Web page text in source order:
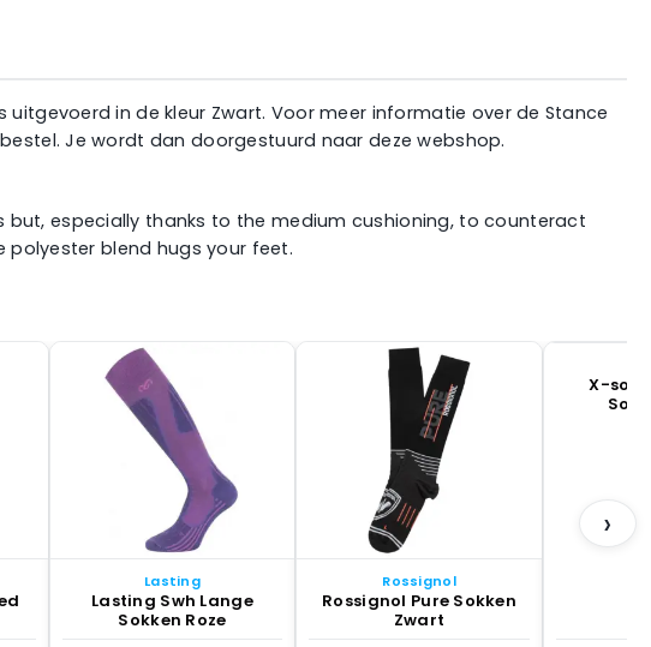
uitgevoerd in de kleur Zwart. Voor meer informatie over de Stance
Je wordt dan doorgestuurd naar deze webshop.
especially thanks to the medium cushioning, to counteract
polyester blend hugs your feet.
Lasting
Lasting Swh Lange
Sokken Roze
Rossignol
Rossignol Pure Sokken
Zwart
X-
›